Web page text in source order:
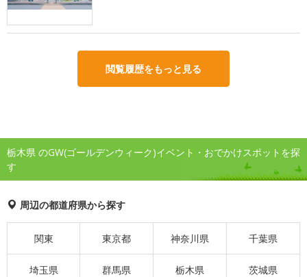
閲覧履歴をもっと見る
栃木県 のGW(ゴールデンウィーク)イベント・おでかけスポットを探
す
周辺の都道府県から探す
関東 東京都 神奈川県 千葉県
埼玉県 群馬県 栃木県 茨城県